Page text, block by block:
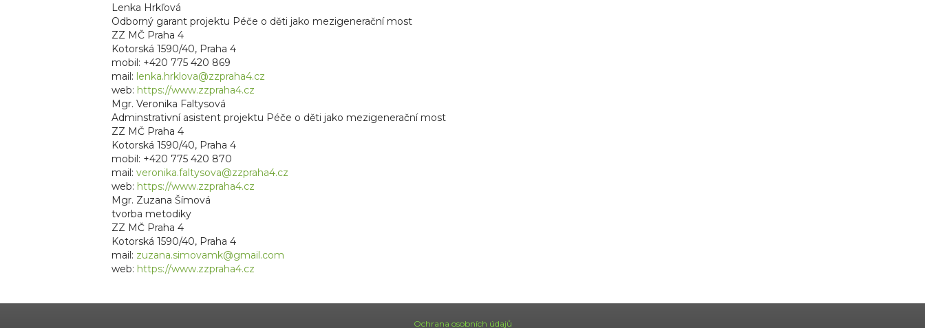
Lenka Hrkľová
Odborný garant projektu Péče o děti jako mezigenerační most
ZZ MČ Praha 4
Kotorská 1590/40, Praha 4
mobil: +420 775 420 869
mail: lenka.hrklova@zzpraha4.cz
web: https://www.zzpraha4.cz
Mgr. Veronika Faltysová
Adminstrativní asistent projektu Péče o děti jako mezigenerační most
ZZ MČ Praha 4
Kotorská 1590/40, Praha 4
mobil: +420 775 420 870
mail: veronika.faltysova@zzpraha4.cz
web: https://www.zzpraha4.cz
Mgr. Zuzana Šímová
tvorba metodiky
ZZ MČ Praha 4
Kotorská 1590/40, Praha 4
mail: zuzana.simovamk@gmail.com
web: https://www.zzpraha4.cz
Ochrana osobních údajů